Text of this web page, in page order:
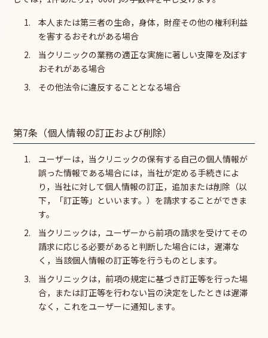
本人または第三者の生命，身体，財産その他の権利利益
を害するおそれがある場合
当クリニックの業務の適正な実施に著しい支障を及ぼす
おそれがある場合
その他法令に違反することとなる場合
第7条（個人情報の訂正および削除）
ユーザーは，当クリニックの保有する自己の個人情報が
誤った情報である場合には，当社が定める手続きによ
り，当社に対して個人情報の訂正，追加または削除（以
下，「訂正等」といいます。）を請求することができま
す。
当クリニックは，ユーザーから前項の請求を受けてその
請求に応じる必要があると判断した場合には，遅滞な
く，当該個人情報の訂正等を行うものとします。
当クリニックは，前項の規定に基づき訂正等を行った場
合，または訂正等を行わない旨の決定をしたときは遅滞
なく，これをユーザーに通知します。